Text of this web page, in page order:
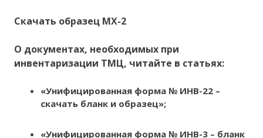
Скачать образец МХ-2
О документах, необходимых при
инвентаризации ТМЦ, читайте в статьях:
«Унифицированная форма № ИНВ-22 –
скачать бланк и образец»;
«Унифицированная форма № ИНВ-3 – бланк